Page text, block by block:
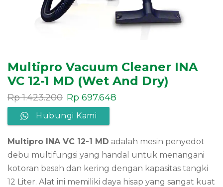
Multipro Vacuum Cleaner INA
VC 12-1 MD (Wet And Dry)
Rp1.423.200 Rp 697.648
Hubungi Kami
Multipro INA VC 12-1 MD adalah mesin penyedot
debu multifungsi yang handal untuk menangani
kotoran basah dan kering dengan kapasitas tangki
12 Liter. Alat ini memiliki daya hisap yang sangat kuat